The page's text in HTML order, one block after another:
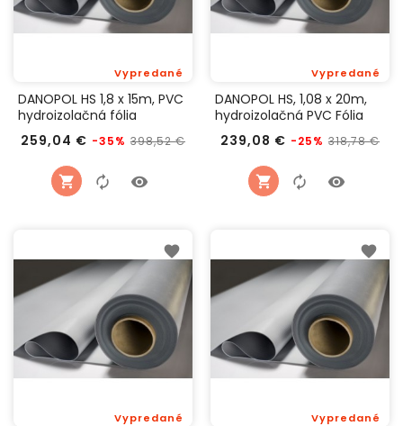
DANOPOL HS 1,8 x 15m, PVC
hydroizolačná fólia
259,04 € Bežná
-35% 398,52 €
Vypredané
Cena
DANOPOL HS, 1,08 x 20m,
hydroizolačná PVC Fólia
239,08 € Bežná
-25% 318,78 €
Vypredané
Vypredané Vypredané